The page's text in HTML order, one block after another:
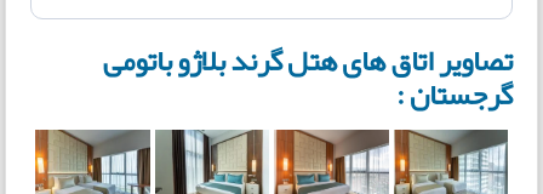
تصاویر اتاق های هتل گرند بلاژو باتومی
گرجستان :